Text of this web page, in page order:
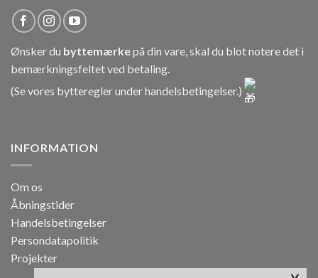
Ønsker du byttemærkepå din vare, skal du blot notere det i
bemærkningsfeltet ved betaling.
(Se vores bytteregler underhandelsbetingelser.)
INFORMATION
Om os
Åbningstider
Handelsbetingelser
Persondatapolitik
Projekter